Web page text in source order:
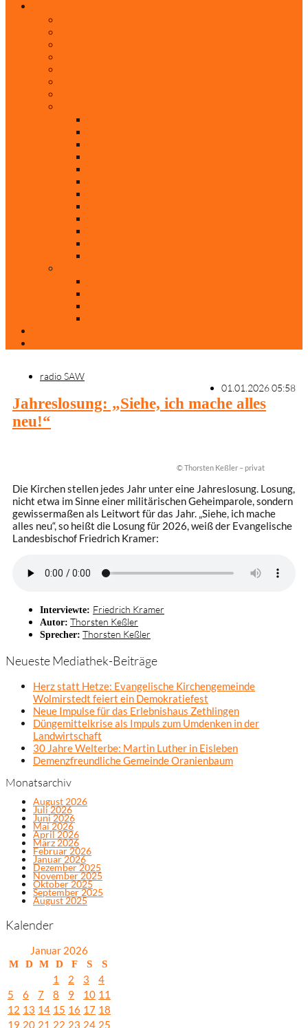
radio SAW
01.01.2026 05:58
Jahreslosung: „Siehe, ich mache alles
neu!“
© Thorsten Keßler – privat
Die Kirchen stellen jedes Jahr unter eine Jahreslosung. Losung,
nicht etwa im Sinne einer militärischen Geheimparole, sondern
gewissermaßen als Leitwort für das Jahr. „Siehe, ich mache
alles neu“, so heißt die Losung für 2026, weiß der Evangelische
Landesbischof Friedrich Kramer:
Interviewte: Friedrich Kramer
Autor: Thorsten Keßler
Sprecher: Thorsten Keßler
Neueste Mediathek-Beiträge
Herz statt Hetze: Evangelische Kirchengemeinde
Wolmirstedt feiert ein Demokratiefest
Neue Impulse für das Erlebnishaus Zethlingen
Düngemittelkrise als Impuls zum Umdenken in der
Landwirtschaft
30 Jahre Welterbe: Martin Luther in Eisleben
Demenzfreundliche Gemeinde Oranienbaum
Monatsarchiv
August 2026
Juli 2026
Juni 2026
Mai 2026
April 2026
März 2026
Februar 2026
Januar 2026
Dezember 2025
November 2025
Oktober 2025
September 2025
August 2025
Kalender
Januar 2026
M D M D F S S
1 2 3
4
5
6 7 8 9 10 11
12 13 14 15 16 17 18
19 20 21 22 23 24 25